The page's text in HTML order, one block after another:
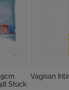
Stück
Vagisan